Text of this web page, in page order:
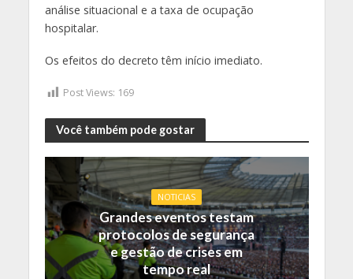
análise situacional e a taxa de ocupação
hospitalar.
Os efeitos do decreto têm início imediato.
Post Views: 169
Você também pode gostar
NOTICIAS
Grandes eventos testam
protocolos de segurança
e gestão de crises em
tempo real